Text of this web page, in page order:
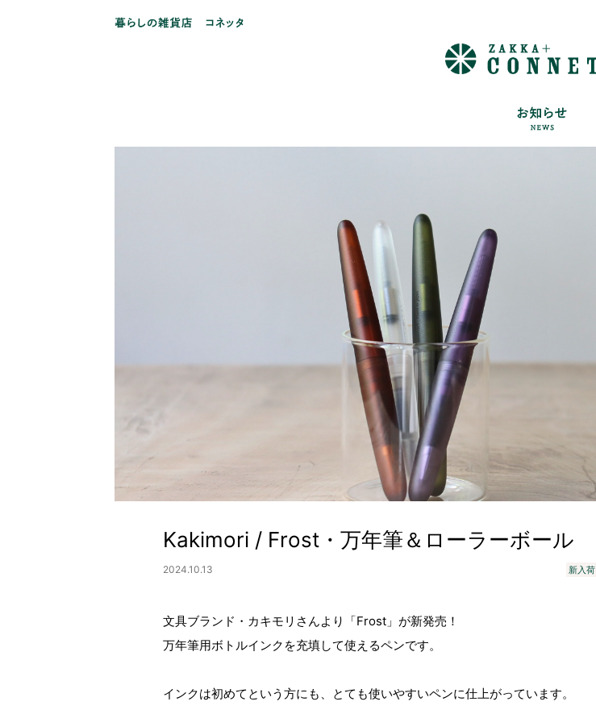
Kakimori / Frost・万年筆＆ローラーボール
2024.10.13 新入荷
文具ブランド・カキモリさんより「Frost」が新発売！
万年筆用ボトルインクを充填して使えるペンです。
インクは初めてという方にも、とても使いやすいペンに仕上がっています。